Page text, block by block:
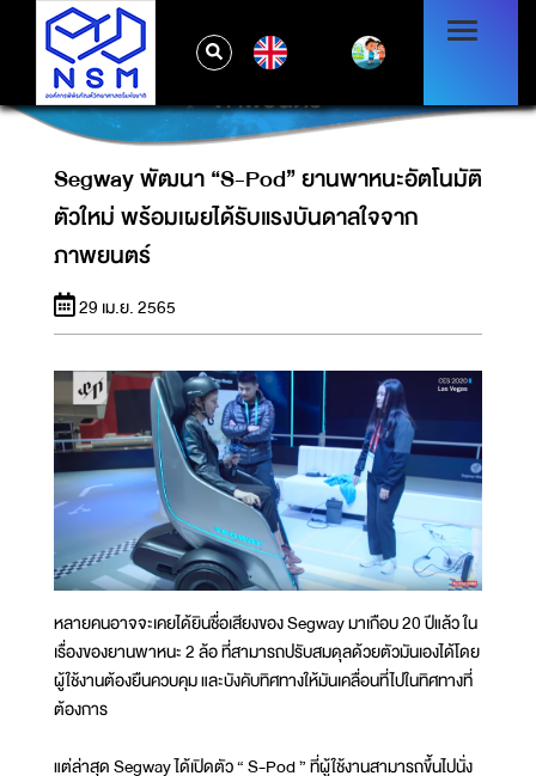
SEGWAY พัฒนา “S-POD” ยานพาหนะ
อัตโนมัติตัวใหม่ พร้อมเผยได้รับแรงบันดาลใจจาก
ภาพยนตร์
Segway พัฒนา “S-Pod” ยานพาหนะอัตโนมัติ
ตัวใหม่ พร้อมเผยได้รับแรงบันดาลใจจาก
ภาพยนตร์
29 เม.ย. 2565
หลายคนอาจจะเคยได้ยินชื่อเสียงของ Segway มาเกือบ 20 ปีแล้ว ใน
เรื่องของยานพาหนะ 2 ล้อ ที่สามารถปรับสมดุลด้วยตัวมันเองได้โดย
ผู้ใช้งานต้องยืนควบคุม และบังคับทิศทางให้มันเคลื่อนที่ไปในทิศทางที่
ต้องการ
แต่ล่าสุด Segway ได้เปิดตัว “ S-Pod ” ที่ผู้ใช้งานสามารถขึ้นไปนั่ง